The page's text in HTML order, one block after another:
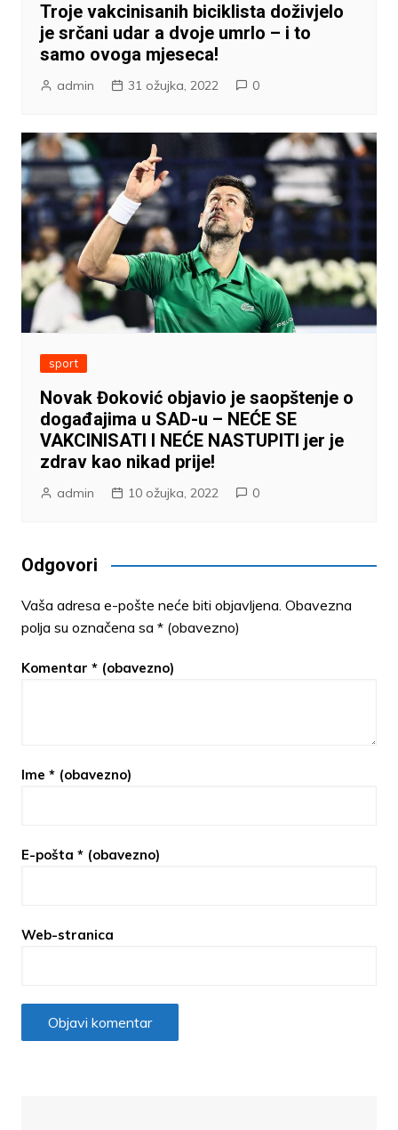
Troje vakcinisanih biciklista doživjelo
je srčani udar a dvoje umrlo – i to
samo ovoga mjeseca!
admin 31 ožujka, 2022 0
sport
Novak Đoković objavio je saopštenje o
događajima u SAD-u – NEĆE SE
VAKCINISATI I NEĆE NASTUPITI jer je
zdrav kao nikad prije!
admin 10 ožujka, 2022 0
Odgovori
Vaša adresa e-pošte neće biti objavljena. Obavezna
polja su označena sa * (obavezno)
Komentar * (obavezno)
Ime * (obavezno)
E-pošta * (obavezno)
Web-stranica